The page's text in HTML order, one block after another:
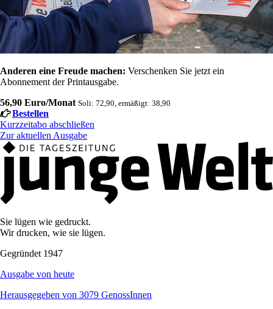
Anderen eine Freude machen: Verschenken Sie jetzt ein
Abonnement der Printausgabe.
56,90 Euro/Monat Soli: 72,90, ermäßigt: 38,90
Bestellen
Kurzzeitabo abschließen
Zur aktuellen Ausgabe
Sie lügen wie gedruckt.
Wir drucken, wie sie lügen.
Gegründet 1947
Ausgabe von heute
Herausgegeben von 3079 GenossInnen